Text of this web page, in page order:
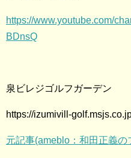
https://www.youtube.com/
BDnsQ
泉ビレジゴルフガーデン
https://izumivill-
元記事(ameblo：和田正義の